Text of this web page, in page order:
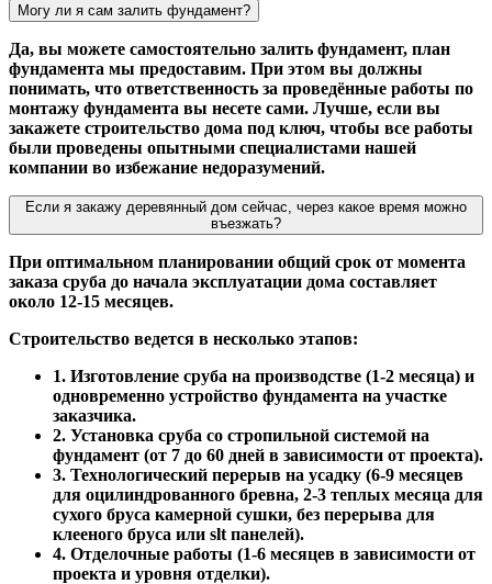
Могу ли я сам залить фундамент?
Да, вы можете самостоятельно залить фундамент, план
фундамента мы предоставим. При этом вы должны
понимать, что ответственность за проведённые работы по
монтажу фундамента вы несете сами. Лучше, если вы
закажете строительство дома под ключ, чтобы все работы
были проведены опытными специалистами нашей
компании во избежание недоразумений.
Если я закажу деревянный дом сейчас, через какое время можно
въезжать?
При оптимальном планировании общий срок от момента
заказа сруба до начала эксплуатации дома составляет
около 12-15 месяцев.
Строительство ведется в несколько этапов:
1. Изготовление сруба на производстве (1-2 месяца) и
одновременно устройство фундамента на участке
заказчика.
2. Установка сруба со стропильной системой на
фундамент (от 7 до 60 дней в зависимости от проекта).
3. Технологический перерыв на усадку (6-9 месяцев
для оцилиндрованного бревна, 2-3 теплых месяца для
сухого бруса камерной сушки, без перерыва для
клееного бруса или slt панелей).
4. Отделочные работы (1-6 месяцев в зависимости от
проекта и уровня отделки).